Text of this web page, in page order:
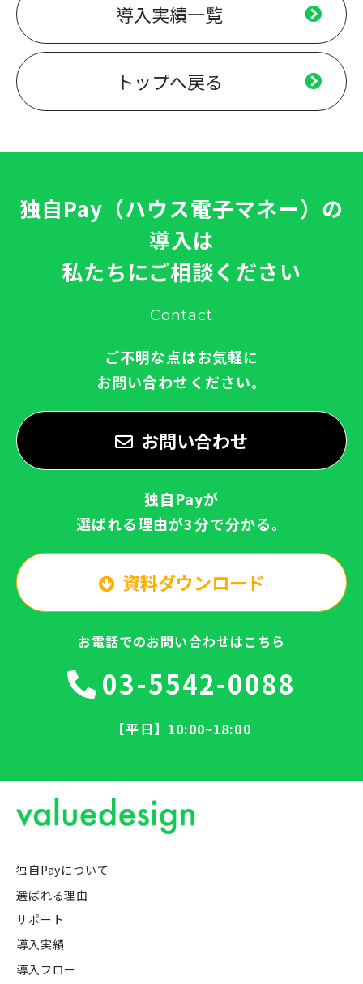
導入実績一覧
トップへ戻る
独自Pay（ハウス電子マネー）の
導入は
私たちにご相談ください
Contact
ご不明な点はお気軽に
お問い合わせください。
お問い合わせ
独自Payが
選ばれる理由が3分で分かる。
資料ダウンロード
お電話でのお問い合わせはこちら
03-5542-0088
【平日】10:00~18:00
独自Payについて
選ばれる理由
サポート
導入実績
導入フロー